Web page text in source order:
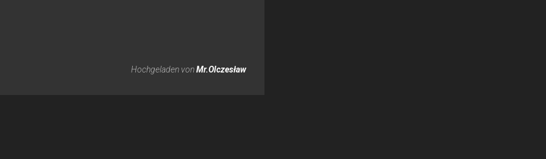
Hochgeladen vonMr.Olczesław